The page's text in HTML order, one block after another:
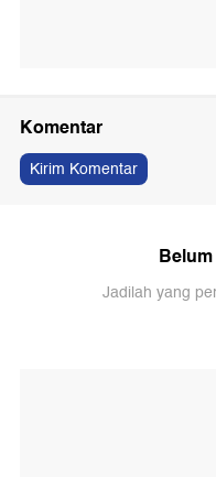
Komentar
Kirim Komentar
Jadilah yang